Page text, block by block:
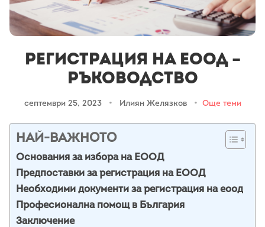
Регистрация на ЕООД –
Ръководство
септември 25, 2023 • Илиян Желязков • Още теми
НАЙ-ВАЖНОТО
Основания за избора на ЕООД
Предпоставки за регистрация на ЕООД
Необходими документи за регистрация на еоод
Професионална помощ в България
Заключение